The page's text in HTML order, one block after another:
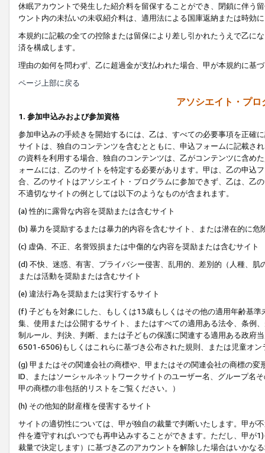
休眠アカウントで発生した紹介料を留保することができ、閉鎖に伴う
ウント内の未払いの未収紹介料は、適用法による国庫返納または時効
本規約に記載の全ての控除または留保により差し引かれたうえで乙に
済を構成します。
理由の如何を問わず、乙に超過金が支払われた場合、甲が本規約に基
ページ上部に戻る
アソシエイト・プ
1. 参加申込みおよび参加資格
参加申込みの手続きを開始するには、乙は、すべての必要事項を正確
サイトは、独自のコンテンツを含むとともに、申込フォームに記載さ
の資料を利用する場合、独自のコンテンツは、乙がコンテンツに含め
ォームには、乙のサイトを特定する必要があります。甲は、乙の申込
合、乙のサイトはアソシエイト・プログラムに参加できず、乙は、乙
不適切なサイトの例としては以下のようなものが含まれます。
(a) 性的に露骨な内容を奨励または含むサイト
(b) 暴力を奨励するまたは暴力的内容を含むサイト、または潜在的に
(c) 虚偽、不正、名誉毀損または中傷的な内容を奨励または含むサイト
(d) 不快、迷惑、有害、プライバシー侵害、乱用的、差別的（人種、
または活動を奨励または含むサイト
(e) 違法行為を奨励または実行するサイト
(f) 子どもを対象にした、もしくは13歳もしくはその他の適用年齢基
集、使用または公開するサイト、またはすべての適用ある法令、条例
制ルール、判決、判断、または子どもの保護に関連する適用ある政府
6501-6506)もしくはこれらに基づき公布された規則、または児童オン
(g) 甲またはその関連会社の商標や、甲またはその関連会社の商標の
ID、またはソーシャルネットワークサイトのユーザー名、グループ名
甲の商標の非包括的リストをご覧ください。）
(h) その他知的財産権を侵害するサイト
サイトの適切性については、甲が独自の裁量で判断いたします。甲が
件を遵守すればいつでも再申込みすることができます。ただし、甲が
裁量で決定します）に基づき乙のアカウントを解除した場合はいかな